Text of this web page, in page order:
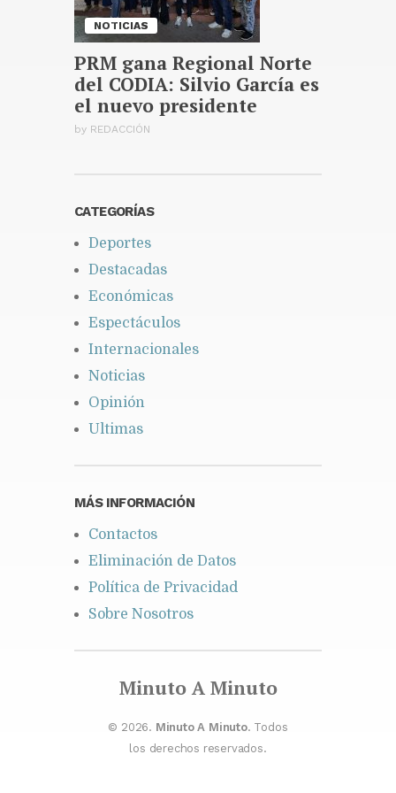
NOTICIAS
PRM gana Regional Norte
del CODIA: Silvio García es
el nuevo presidente
by REDACCIÓN
CATEGORÍAS
Deportes
Destacadas
Económicas
Espectáculos
Internacionales
Noticias
Opinión
Ultimas
MÁS INFORMACIÓN
Contactos
Eliminación de Datos
Política de Privacidad
Sobre Nosotros
Minuto A Minuto
© 2026. Minuto A Minuto. Todos
los derechos reservados.